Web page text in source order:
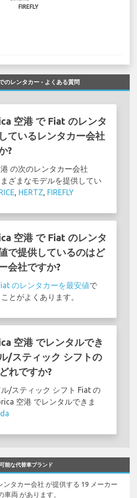
FIREFLY
レンタカー - よくある質問
空港 で Fiat のレンタ
ているレンタカー会社
?
の次のレンタカー会社
ざまなモデルを提供してい
HERTZ FIREFLY
空港 で Fiat のレンタ
で提供しているのはど
会社ですか?
のレンタカーを最安値で
とがよくあります。
空港 でレンタルでき
/スティック シフトの
れですか?
/スティック シフト Fiat の
空港 でレンタルできま
能な代替車ブランド
ンタカー会社 が提供する 19 メーカー
両 があります。